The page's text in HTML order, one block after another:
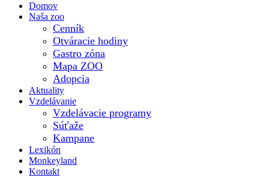
Domov
Naša zoo
Cenník
Otváracie hodiny
Gastro zóna
Mapa ZOO
Adopcia
Aktuality
Vzdelávanie
Vzdelávacie programy
Súťaže
Kampane
Lexikón
Monkeyland
Kontakt